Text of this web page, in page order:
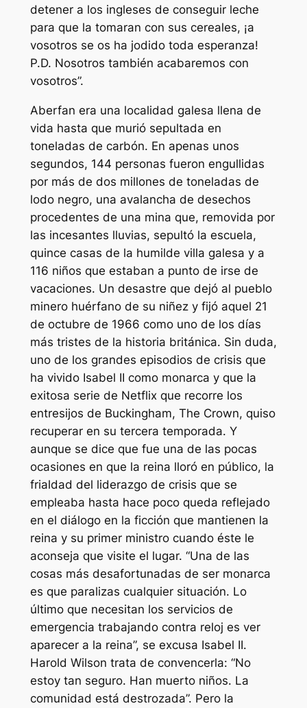
detener a los ingleses de conseguir leche
para que la tomaran con sus cereales, ¡a
vosotros se os ha jodido toda esperanza!
P.D. Nosotros también acabaremos con
vosotros”.
Aberfan era una localidad galesa llena de
vida hasta que murió sepultada en
toneladas de carbón. En apenas unos
segundos, 144 personas fueron engullidas
por más de dos millones de toneladas de
lodo negro, una avalancha de desechos
procedentes de una mina que, removida por
las incesantes lluvias, sepultó la escuela,
quince casas de la humilde villa galesa y a
116 niños que estaban a punto de irse de
vacaciones. Un desastre que dejó al pueblo
minero huérfano de su niñez y fijó aquel 21
de octubre de 1966 como uno de los días
más tristes de la historia británica. Sin duda,
uno de los grandes episodios de crisis que
ha vivido Isabel II como monarca y que la
exitosa serie de Netflix que recorre los
entresijos de Buckingham, The Crown, quiso
recuperar en su tercera temporada. Y
aunque se dice que fue una de las pocas
ocasiones en que la reina lloró en público, la
frialdad del liderazgo de crisis que se
empleaba hasta hace poco queda reflejado
en el diálogo en la ficción que mantienen la
reina y su primer ministro cuando éste le
aconseja que visite el lugar. “Una de las
cosas más desafortunadas de ser monarca
es que paralizas cualquier situación. Lo
último que necesitan los servicios de
emergencia trabajando contra reloj es ver
aparecer a la reina”, se excusa Isabel II.
Harold Wilson trata de convencerla: “No
estoy tan seguro. Han muerto niños. La
comunidad está destrozada”. Pero la